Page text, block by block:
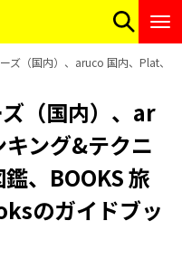
ズ（国内）、aruco 国内、Plat、
（国内）、ar
ング&テクニ
、BOOKS 旅
のガイドブッ